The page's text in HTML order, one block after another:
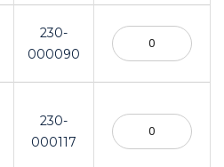
230-
000090
230-
000117